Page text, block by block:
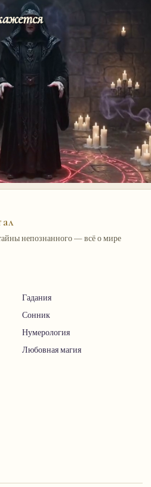
непознанного — всё о мире
Гадания
Сонник
Нумерология
Любовная магия